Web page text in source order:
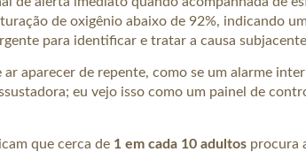
de oxigênio abaixo de 92%, indicando
para identificar e tratar a causa
ar aparecer de repente, como se um alarme
eu vejo isso como um painel de
que cerca de 1 em cada 10 adultos procura